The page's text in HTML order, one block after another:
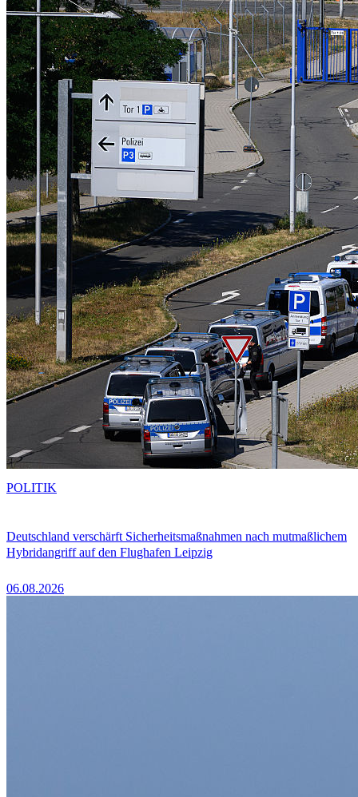
Deutschland verschärft Sicherheitsmaßnahmen nach mutmaßlichem
Hybridangriff auf den Flughafen Leipzig
06.08.2026
POLITIK